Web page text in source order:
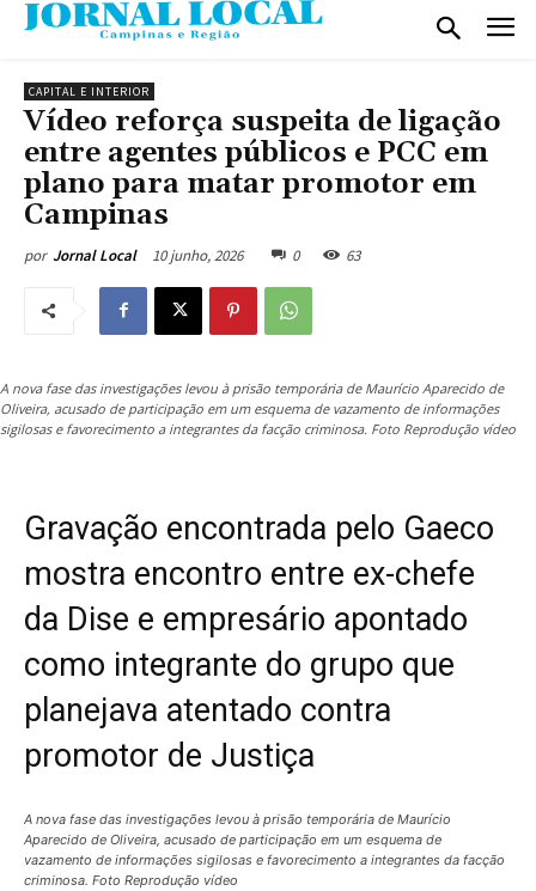
CAPITAL E INTERIOR
Vídeo reforça suspeita de ligação
entre agentes públicos e PCC em
plano para matar promotor em
Campinas
por Jornal Local 10 junho, 2026 0 63
A nova fase das investigações levou à prisão temporária de Maurício Aparecido de
Oliveira, acusado de participação em um esquema de vazamento de informações
sigilosas e favorecimento a integrantes da facção criminosa. Foto Reprodução vídeo
Gravação encontrada pelo Gaeco
mostra encontro entre ex-chefe
da Dise e empresário apontado
como integrante do grupo que
planejava atentado contra
promotor de Justiça
A nova fase das investigações levou à prisão temporária de Maurício
Aparecido de Oliveira, acusado de participação em um esquema de
vazamento de informações sigilosas e favorecimento a integrantes da facção
criminosa. Foto Reprodução vídeo